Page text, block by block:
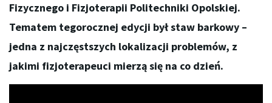
Fizycznego i Fizjoterapii Politechniki Opolskiej.
Tematem tegorocznej edycji był staw barkowy –
jedna z najczęstszych lokalizacji problemów, z
jakimi fizjoterapeuci mierzą się na co dzień.